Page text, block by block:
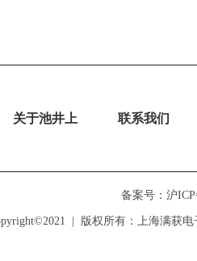
|  版权所有：上海满获
关于池井上 联系我们
备案号：沪ICP